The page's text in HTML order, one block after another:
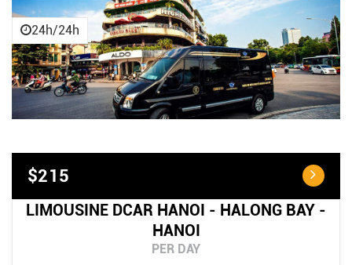
24h/24h
$215
LIMOUSINE DCAR HANOI - HALONG BAY -
HANOI
PER DAY